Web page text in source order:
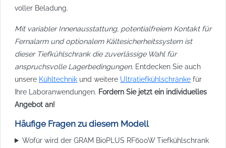
voller Beladung.
Mit variabler Innenausstattung, potentialfreiem Kontakt für
Fernalarm und optionalem Kältesicherheitssystem ist
dieser Tiefkühlschrank die zuverlässige Wahl für
anspruchsvolle Lagerbedingungen. Entdecken Sie auch
unsere Kühltechnik und weitere Ultratiefkühlschränke für
Ihre Laboranwendungen. Fordern Sie jetzt ein individuelles
Angebot an!
Häufige Fragen zu diesem Modell
Wofür wird der GRAM BioPLUS RF600W Tiefkühlschrank